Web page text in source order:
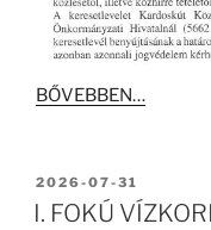
BŐVEBBEN…
BEKÜLDVE:
2026-07-31
I. FOKÚ